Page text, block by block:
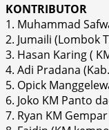
KONTRIBUTOR
1. Muhammad
2. Jumaili (Lombok
3. Hasan Karing (
4. Adi Pradana
5. Opick
6. Joko KM Panto
7. Ryan KM